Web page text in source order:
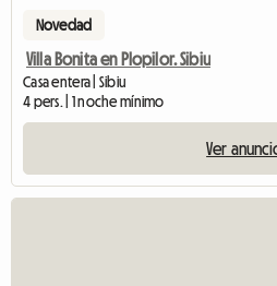
Novedad
Villa Bonita en Plopilor. Sibiu
Casa entera | Sibiu
4 pers. | 1 noche mínimo
Ver